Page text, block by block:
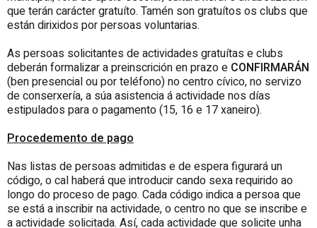
que terán carácter gratuíto. Tamén son gratuítos os clubs que
están dirixidos por persoas voluntarias.
As persoas solicitantes de actividades gratuítas e clubs
deberán formalizar a preinscrición en prazo e CONFIRMARÁN
(ben presencial ou por teléfono) no centro cívico, no servizo
de conserxería, a súa asistencia á actividade nos días
estipulados para o pagamento (15, 16 e 17 xaneiro).
Procedemento de pago
Nas listas de persoas admitidas e de espera figurará un
código, o cal haberá que introducir cando sexa requirido ao
longo do proceso de pago. Cada código indica a persoa que
se está a inscribir na actividade, o centro no que se inscribe e
a actividade solicitada. Así, cada actividade que solicite unha